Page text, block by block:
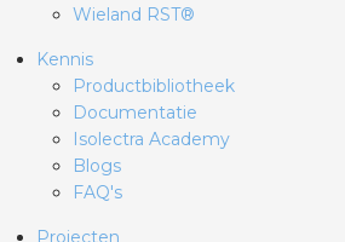
Wieland RST®
Kennis
Productbibliotheek
Documentatie
Isolectra Academy
Blogs
FAQ's
Projecten